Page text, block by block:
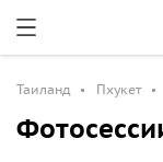
Таиланд Пхукет